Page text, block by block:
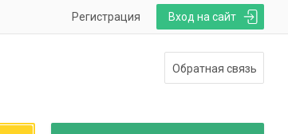
Вход на сайт
Регистрация
Обратная связь